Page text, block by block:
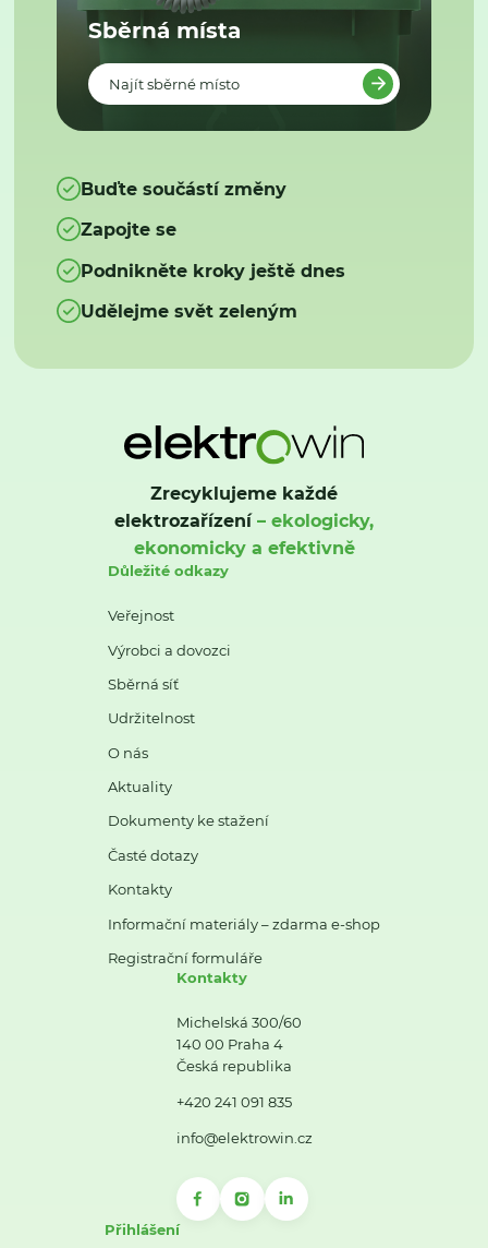
Sběrná místa
Najít sběrné místo
Buďte součástí změny
Zapojte se
Podnikněte kroky ještě dnes
Udělejme svět zeleným
Zrecyklujeme každé
elektrozařízení– ekologicky,
ekonomicky a efektivně
Důležité odkazy
Veřejnost
Výrobci a dovozci
Sběrná síť
Udržitelnost
O nás
Aktuality
Dokumenty ke stažení
Časté dotazy
Kontakty
Informační materiály – zdarma e-shop
Registrační formuláře
Kontakty
Michelská 300/60
140 00 Praha 4
Česká republika
+420 241 091 835
info@elektrowin.cz
Přihlášení